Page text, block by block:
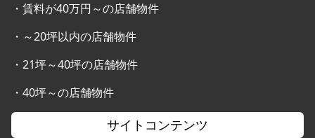
・ 賃料が40万円～の店舗物件
・ ～20坪以内の店舗物件
・ 21坪～40坪の店舗物件
・ 40坪～の店舗物件
サイトコンテンツ